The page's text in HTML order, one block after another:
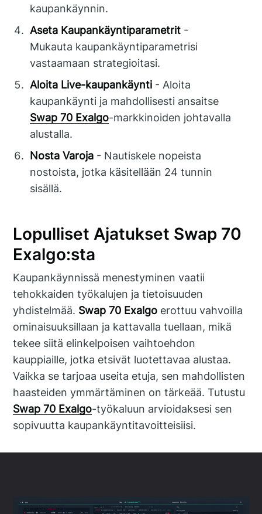
kaupankäynnin.
Aseta Kaupankäyntiparametrit -
Mukauta kaupankäyntiparametrisi
vastaamaan strategioitasi.
Aloita Live-kaupankäynti - Aloita
kaupankäynti ja mahdollisesti ansaitse
Swap 70 Exalgo-markkinoiden johtavalla
alustalla.
Nosta Varoja - Nautiskele nopeista
nostoista, jotka käsitellään 24 tunnin
sisällä.
Lopulliset Ajatukset Swap 70
Exalgo:sta
Kaupankäynnissä menestyminen vaatii
tehokkaiden työkalujen ja tietoisuuden
yhdistelmää. Swap 70 Exalgo erottuu vahvoilla
ominaisuuksillaan ja kattavalla tuellaan, mikä
tekee siitä elinkelpoisen vaihtoehdon
kauppiaille, jotka etsivät luotettavaa alustaa.
Vaikka se tarjoaa useita etuja, sen mahdollisten
haasteiden ymmärtäminen on tärkeää. Tutustu
Swap 70 Exalgo-työkaluun arvioidaksesi sen
sopivuutta kaupankäyntitavoitteisiisi.